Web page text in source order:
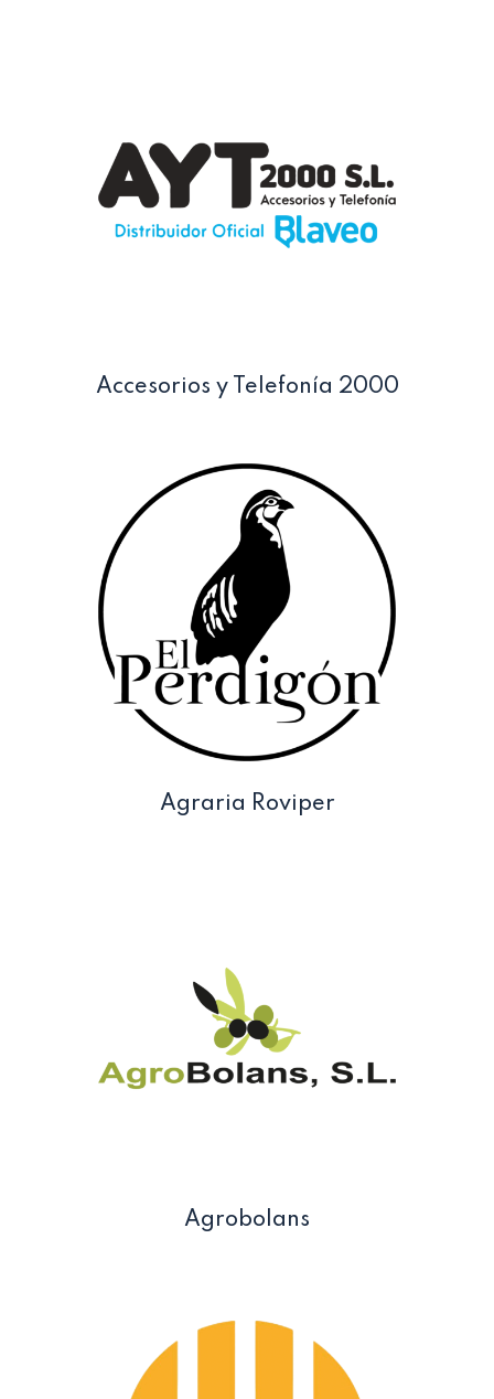
Accesorios y Telefonía 2000
Agraria Roviper
Agrobolans